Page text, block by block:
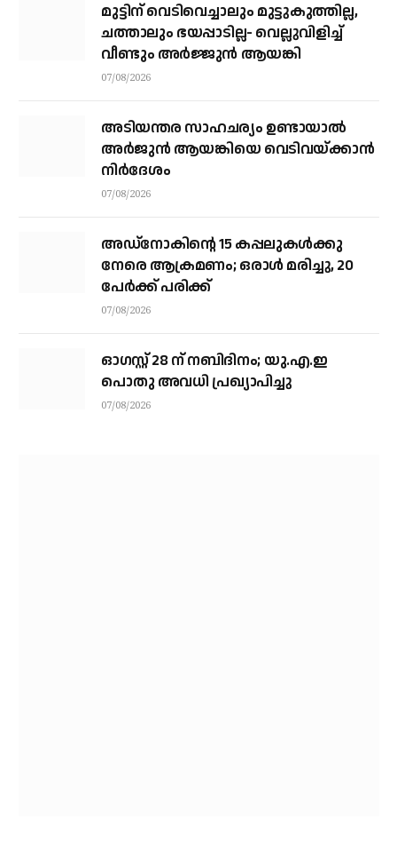
മുട്ടിന് വെടിവെച്ചാലും മുട്ടുകുത്തില്ല,
ചത്താലും ഭയപ്പാടില്ല- വെല്ലുവിളിച്ച്
വീണ്ടും അർജ്ജുൻ ആയങ്കി
07/08/2026
അടിയന്തര സാഹചര്യം ഉണ്ടായാല്‍
അര്‍ജുന്‍ ആയങ്കിയെ വെടിവയ്ക്കാന്‍
നിര്‍ദേശം
07/08/2026
അഡ്നോകിന്റെ 15 കപ്പലുകള്‍ക്കു
നേരെ ആക്രമണം; ഒരാള്‍ മരിച്ചു, 20
പേര്‍ക്ക് പരിക്ക്
07/08/2026
ഓഗസ്റ്റ് 28 ന് നബിദിനം; യു.എ.ഇ
പൊതു അവധി പ്രഖ്യാപിച്ചു
07/08/2026